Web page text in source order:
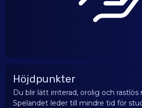
Höjdpunkter
Du blir lätt irriterad, orolig och rastlös
Spelandet leder till mindre tid för